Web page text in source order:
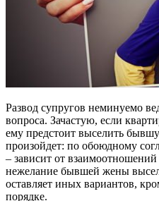
Развод супругов неминуемо
вопроса. Зачастую, если
ему предстоит выселить
произойдет: по обоюдному
– зависит от
нежелание бывшей жены
оставляет иных вариантов,
порядке.